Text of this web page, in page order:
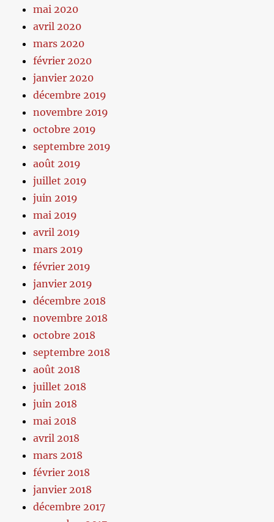
mai 2020
avril 2020
mars 2020
février 2020
janvier 2020
décembre 2019
novembre 2019
octobre 2019
septembre 2019
août 2019
juillet 2019
juin 2019
mai 2019
avril 2019
mars 2019
février 2019
janvier 2019
décembre 2018
novembre 2018
octobre 2018
septembre 2018
août 2018
juillet 2018
juin 2018
mai 2018
avril 2018
mars 2018
février 2018
janvier 2018
décembre 2017